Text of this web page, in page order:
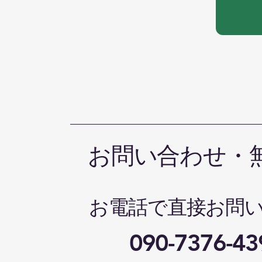
お問い合わせ・
お電話で直接お問
090-7376-